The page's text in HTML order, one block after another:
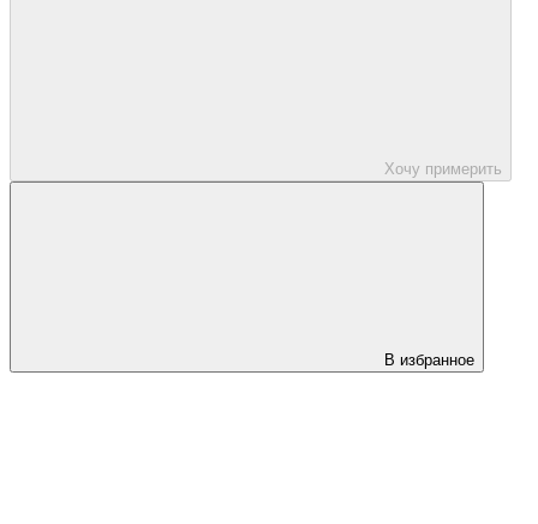
Хочу примерить
В избранное